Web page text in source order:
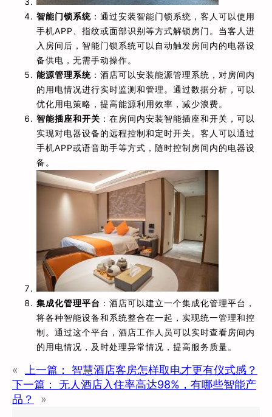
智能门锁系统 ：通过安装智能门锁系统，客人可以使用
手机APP、指纹或面部识别等方式解锁房门。当客人进
入房间后，智能门锁系统可以自动触发房间内的电器设
备供电，无需手动操作。
能源管理系统 ：酒店可以安装能源管理系统，对房间内
的用电情况进行实时监测和管理。通过数据分析，可以
优化用电策略，提高能源利用效率，减少浪费。
智能插座和开关 ：在房间内安装智能插座和开关，可以
实现对电器设备的远程控制和定时开关。客人可以通过
手机APP或语音助手等方式，随时控制房间内的电器设
备。
集成化管理平台 ：酒店可以建立一个集成化管理平台，
将各种智能设备和系统整合在一起，实现统一管理和控
制。通过这个平台，酒店工作人员可以实时查看房间内
的用电情况，及时处理异常情况，提高服务质量。
« 上一篇：
智慧酒店客房怎样取电才更有仪式感？
下一篇：
无人酒店入住率高达98%，有哪些智能产
品？
»